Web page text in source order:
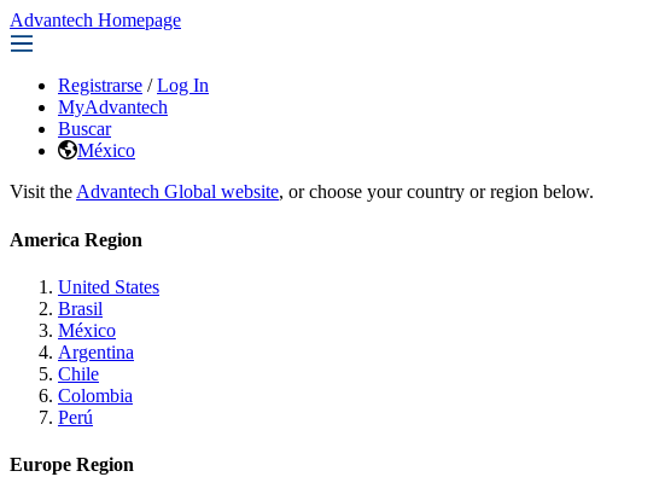
Advantech Homepage
Registrarse / Log In
MyAdvantech
Buscar
México
Visit the Advantech Global website, or choose your country or region below.
America Region
United States
Brasil
México
Argentina
Chile
Colombia
Perú
Europe Region